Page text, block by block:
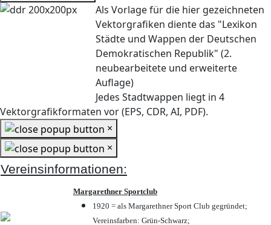
Als Vorlage für die hier gezeichneten
Vektorgrafiken diente das "Lexikon
Städte und Wappen der Deutschen
Demokratischen Republik" (2.
neubearbeitete und erweiterte
Auflage)
Jedes Stadtwappen liegt in 4
Vektorgrafikformaten vor (EPS, CDR, AI, PDF).
×
×
Vereinsinformationen:
Margarethner Sportclub
1920 = als Margarethner Sport Club gegründet;
Vereinsfarben: Grün-Schwarz;